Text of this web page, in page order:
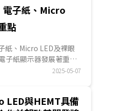
子紙、Micro
點
紙、Micro LED及裸眼
子紙顯示器發展著重尺
2025-05-07
LED與HEMT具備